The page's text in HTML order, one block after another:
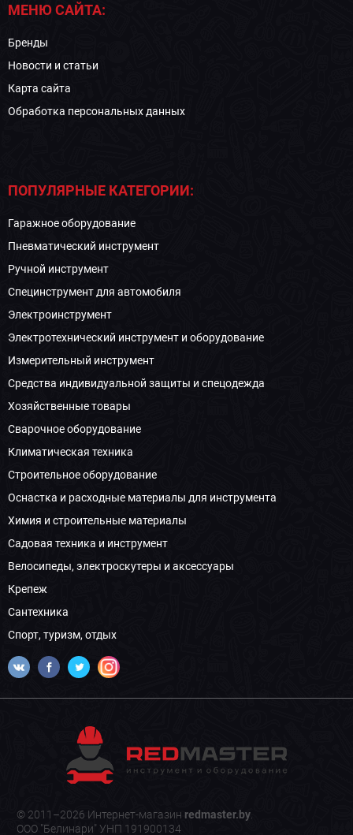
МЕНЮ САЙТА:
Бренды
Новости и статьи
Карта сайта
Обработка персональных данных
ПОПУЛЯРНЫЕ КАТЕГОРИИ:
Гаражное оборудование
Пневматический инструмент
Ручной инструмент
Специнструмент для автомобиля
Электроинструмент
Электротехнический инструмент и оборудование
Измерительный инструмент
Средства индивидуальной защиты и спецодежда
Хозяйственные товары
Сварочное оборудование
Климатическая техника
Строительное оборудование
Оснастка и расходные материалы для инструмента
Химия и строительные материалы
Садовая техника и инструмент
Велосипеды, электроскутеры и аксессуары
Крепеж
Сантехника
Спорт, туризм, отдых
© 2011–2026 Интернет-магазин redmaster.by.
ООО "Белинари" УНП 191900134